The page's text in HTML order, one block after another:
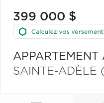
399 000 $
APPARTEMENT
SAINTE-ADÈLE